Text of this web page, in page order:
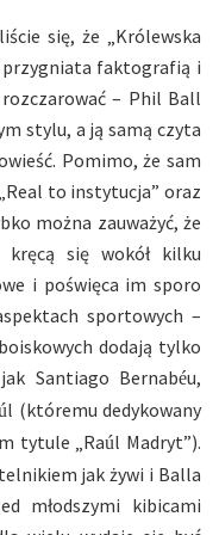
się, że „Królewska
faktografią i
– Phil Ball
stylu, a ją samą czyta
Pomimo, że sam
to instytucja” oraz
można zauważyć, że
kręcą się wokół kilku
i poświęca im sporo
sportowych –
dodają tylko
Santiago Bernabéu,
l (któremu dedykowany
tytule „Raúl Madryt”).
jak żywi i Balla
młodszymi kibicami